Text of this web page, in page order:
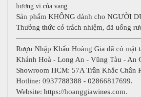
hương vị của vang.
Sản phẩm KHÔNG dành cho NGƯỜI
Thưởng thức có trách nhiệm, đã uống
Rượu Nhập Khẩu Hoàng Gia đã có mặt
Khánh Hoà - Long An - Vũng Tàu - An
Showroom HCM: 57A Trần Khắc Chân
Hotline: 0937788388 - 02866817699.
Website: https://hoanggiawines.com.